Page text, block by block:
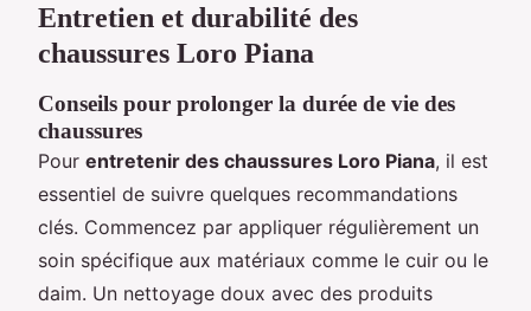
Entretien et durabilité des
chaussures Loro Piana
Conseils pour prolonger la durée de vie des
chaussures
Pour entretenir des chaussures Loro Piana, il est
essentiel de suivre quelques recommandations
clés. Commencez par appliquer régulièrement un
soin spécifique aux matériaux comme le cuir ou le
daim. Un nettoyage doux avec des produits